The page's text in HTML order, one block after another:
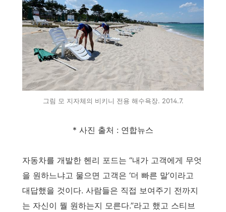
그림 모 지자체의 비키니 전용 해수욕장. 2014.7.
* 사진 출처 : 연합뉴스
자동차를 개발한 헨리 포드는 “내가 고객에게 무엇
을 원하느냐고 물으면 고객은 ‘더 빠른 말’이라고
대답했을 것이다. 사람들은 직접 보여주기 전까지
는 자신이 뭘 원하는지 모른다.”라고 했고 스티브